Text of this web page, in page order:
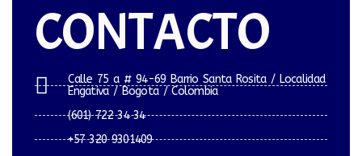
CONTACTO
Calle 75 a # 94-69 Barrio Santa Rosita / Localidad
Engativa / Bogota / Colombia
(601) 722 34 34
+57 320 9301409